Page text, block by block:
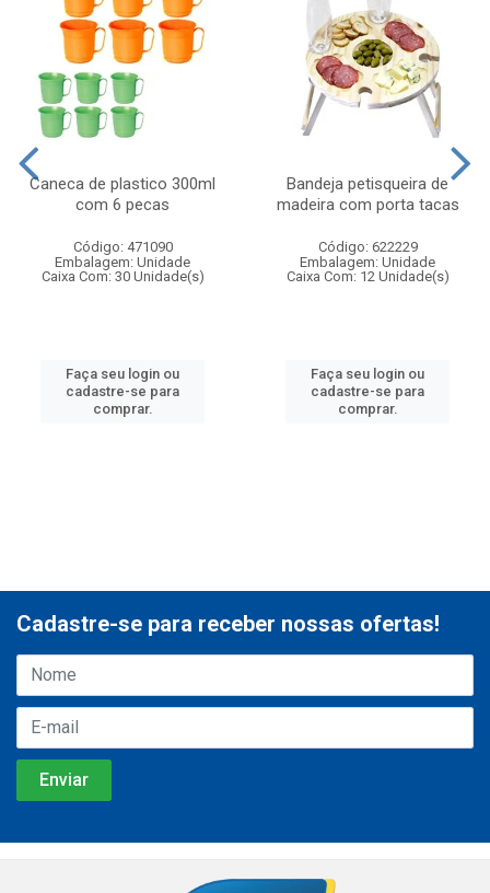
Caneca de plastico 300ml
com 6 pecas
Código: 471090
Embalagem: Unidade
Caixa Com: 30 Unidade(s)
Faça seu login ou
cadastre-se para
comprar.
Bandeja petisqueira de
madeira com porta tacas
Código: 622229
Embalagem: Unidade
Caixa Com: 12 Unidade(s)
Faça seu login ou
cadastre-se para
comprar.
Cadastre-se para receber nossas ofertas!